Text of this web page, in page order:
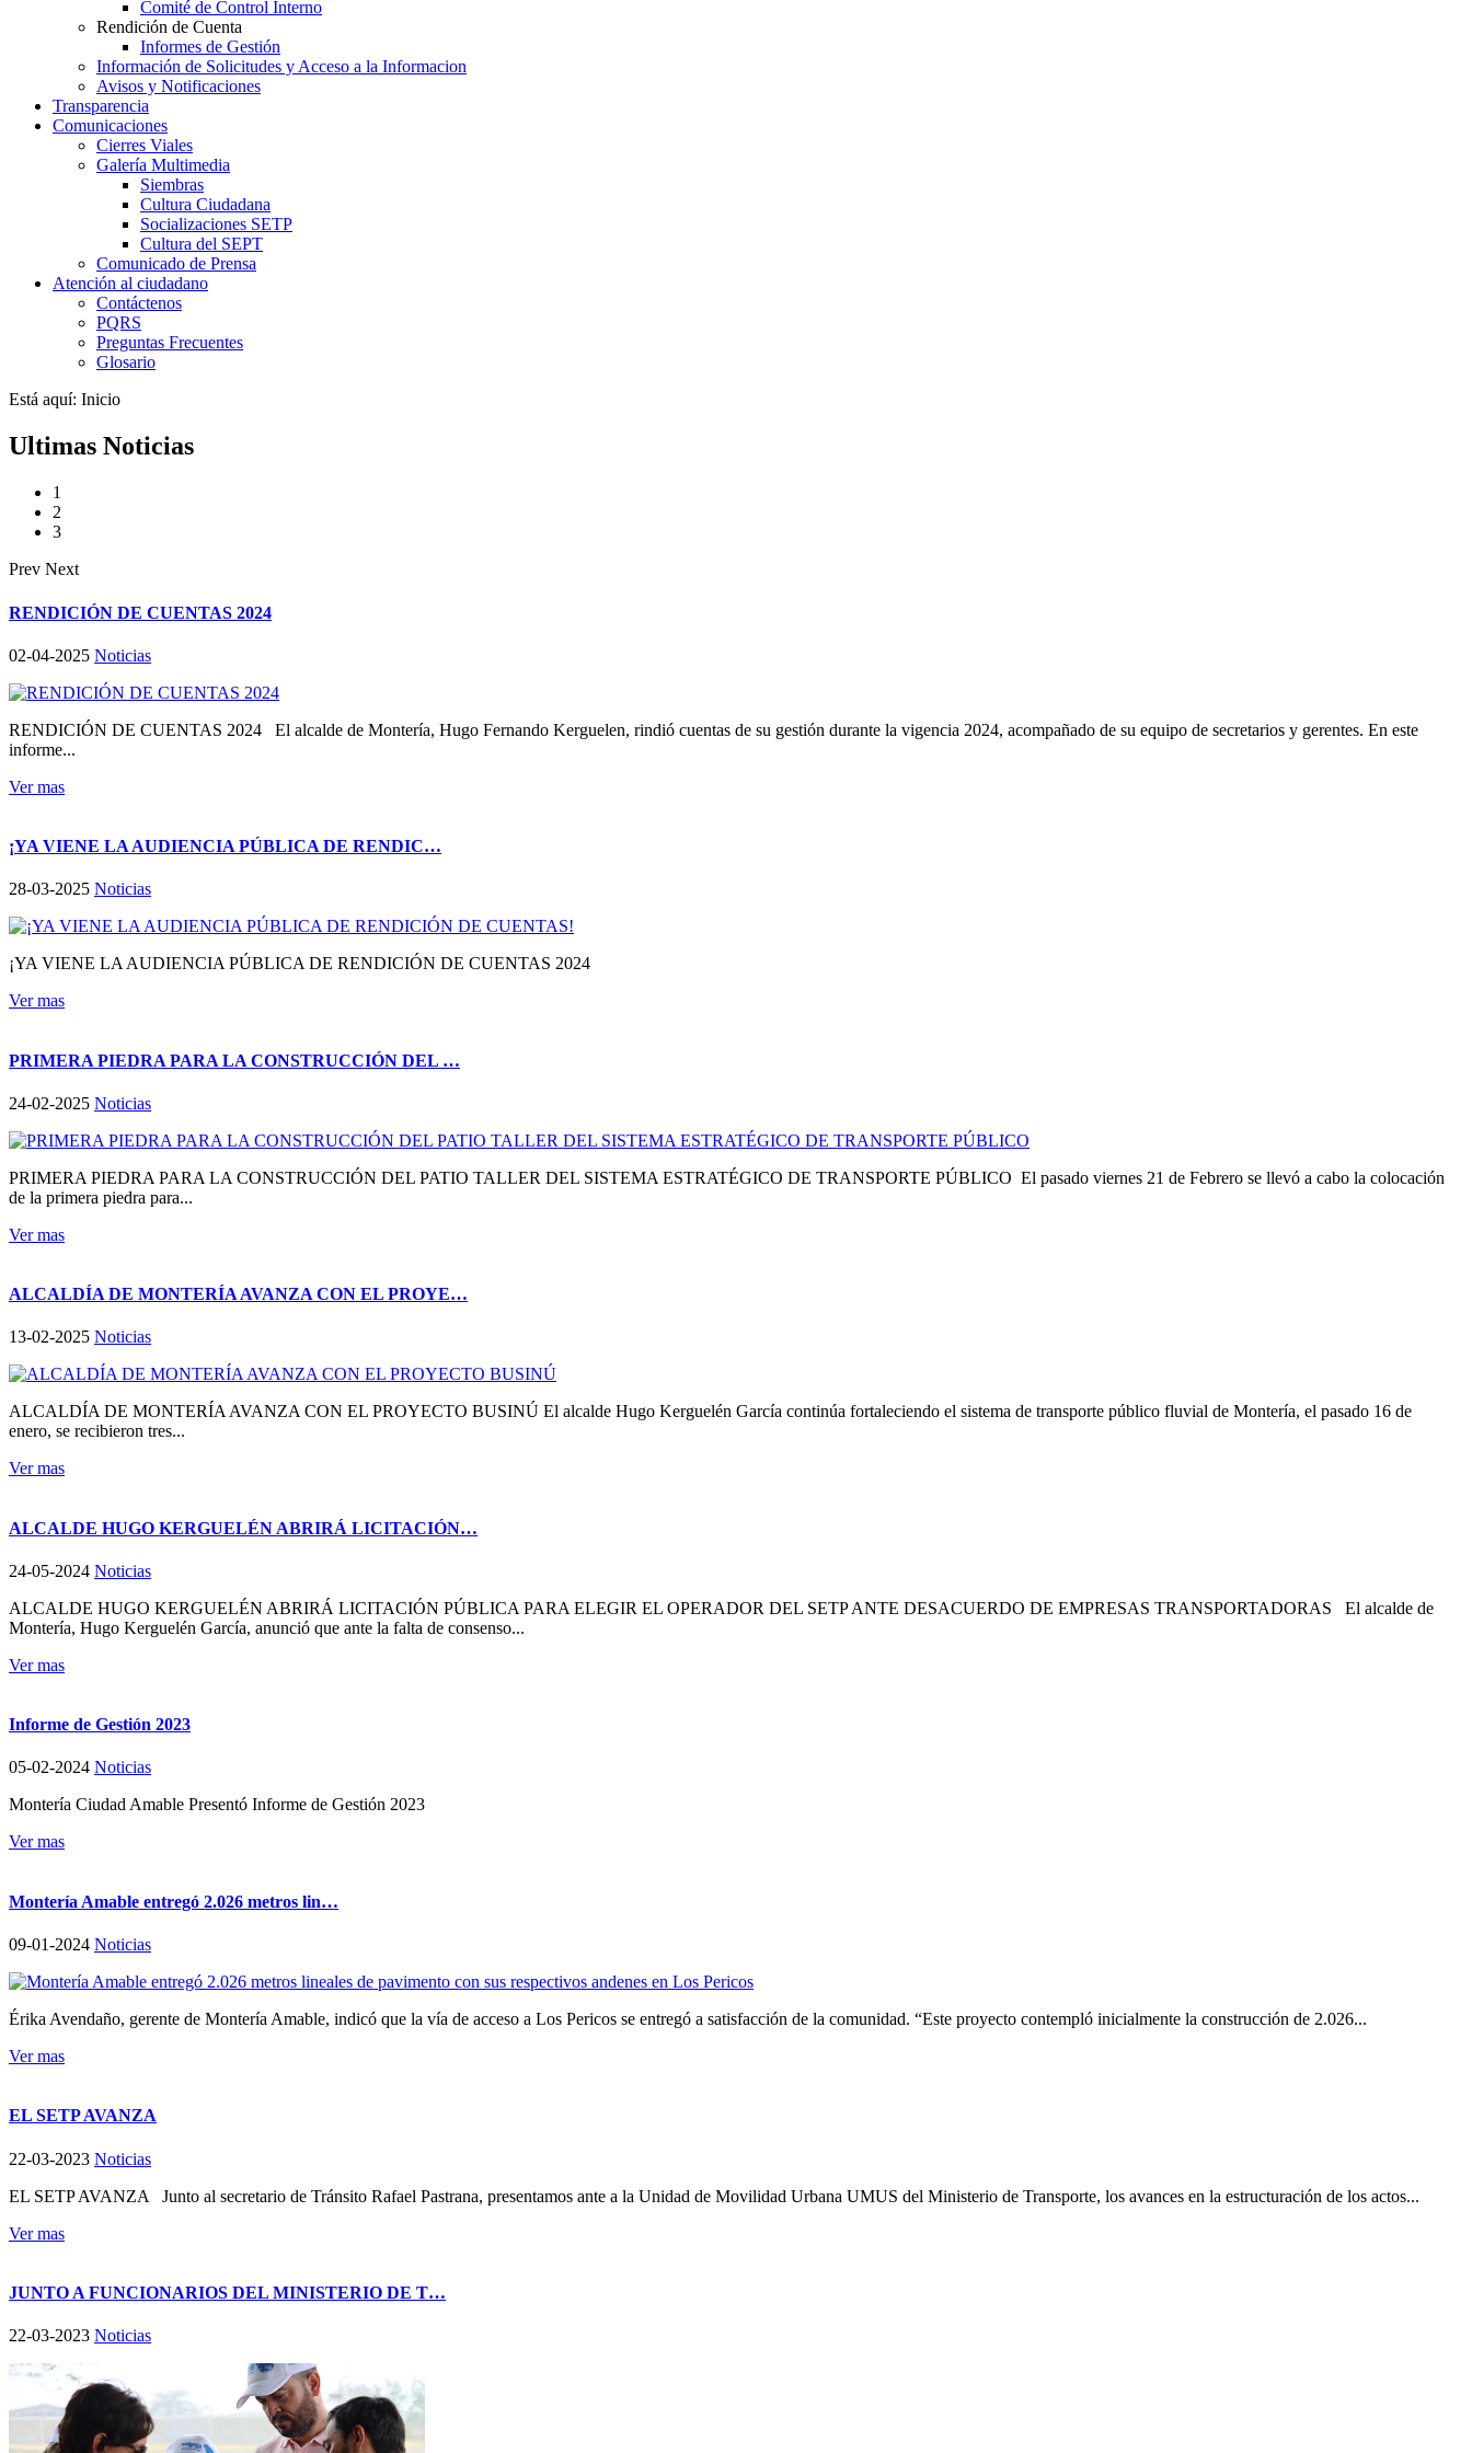
Comité de Control Interno
Rendición de Cuenta
Informes de Gestión
Información de Solicitudes y Acceso a la Informacion
Avisos y Notificaciones
Transparencia
Comunicaciones
Cierres Viales
Galería Multimedia
Siembras
Cultura Ciudadana
Socializaciones SETP
Cultura del SEPT
Comunicado de Prensa
Atención al ciudadano
Contáctenos
PQRS
Preguntas Frecuentes
Glosario
Está aquí: Inicio
Ultimas Noticias
1
2
3
Prev Next
RENDICIÓN DE CUENTAS 2024
02-04-2025 Noticias
RENDICIÓN DE CUENTAS 2024 El alcalde de Montería, Hugo Fernando Kerguelen, rindió cuentas de su gestión durante la vigencia 2024, acompañado de su equipo de secretarios y gerentes. En este
informe...
Ver mas
¡YA VIENE LA AUDIENCIA PÚBLICA DE RENDIC…
28-03-2025 Noticias
¡YA VIENE LA AUDIENCIA PÚBLICA DE RENDICIÓN DE CUENTAS 2024
Ver mas
PRIMERA PIEDRA PARA LA CONSTRUCCIÓN DEL …
24-02-2025 Noticias
PRIMERA PIEDRA PARA LA CONSTRUCCIÓN DEL PATIO TALLER DEL SISTEMA ESTRATÉGICO DE TRANSPORTE PÚBLICO El pasado viernes 21 de Febrero se llevó a cabo la colocación
de la primera piedra para...
Ver mas
ALCALDÍA DE MONTERÍA AVANZA CON EL PROYE…
13-02-2025 Noticias
ALCALDÍA DE MONTERÍA AVANZA CON EL PROYECTO BUSINÚ El alcalde Hugo Kerguelén García continúa fortaleciendo el sistema de transporte público fluvial de Montería, el pasado 16 de
enero, se recibieron tres...
Ver mas
ALCALDE HUGO KERGUELÉN ABRIRÁ LICITACIÓN…
24-05-2024 Noticias
ALCALDE HUGO KERGUELÉN ABRIRÁ LICITACIÓN PÚBLICA PARA ELEGIR EL OPERADOR DEL SETP ANTE DESACUERDO DE EMPRESAS TRANSPORTADORAS El alcalde de
Montería, Hugo Kerguelén García, anunció que ante la falta de consenso...
Ver mas
Informe de Gestión 2023
05-02-2024 Noticias
Montería Ciudad Amable Presentó Informe de Gestión 2023
Ver mas
Montería Amable entregó 2.026 metros lin…
09-01-2024 Noticias
Érika Avendaño, gerente de Montería Amable, indicó que la vía de acceso a Los Pericos se entregó a satisfacción de la comunidad. “Este proyecto contempló inicialmente la construcción de 2.026...
Ver mas
EL SETP AVANZA
22-03-2023 Noticias
EL SETP AVANZA Junto al secretario de Tránsito Rafael Pastrana, presentamos ante a la Unidad de Movilidad Urbana UMUS del Ministerio de Transporte, los avances en la estructuración de los actos...
Ver mas
JUNTO A FUNCIONARIOS DEL MINISTERIO DE T…
22-03-2023 Noticias